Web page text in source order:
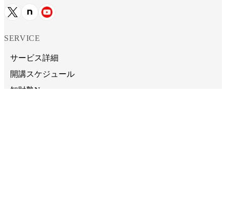
SERVICE
サービス詳細
開講スケジュール
知財塾Now